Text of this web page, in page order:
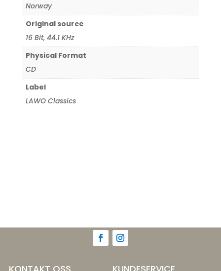
Norway
Original source
16 Bit, 44.1 KHz
Physical Format
CD
Label
LAWO Classics